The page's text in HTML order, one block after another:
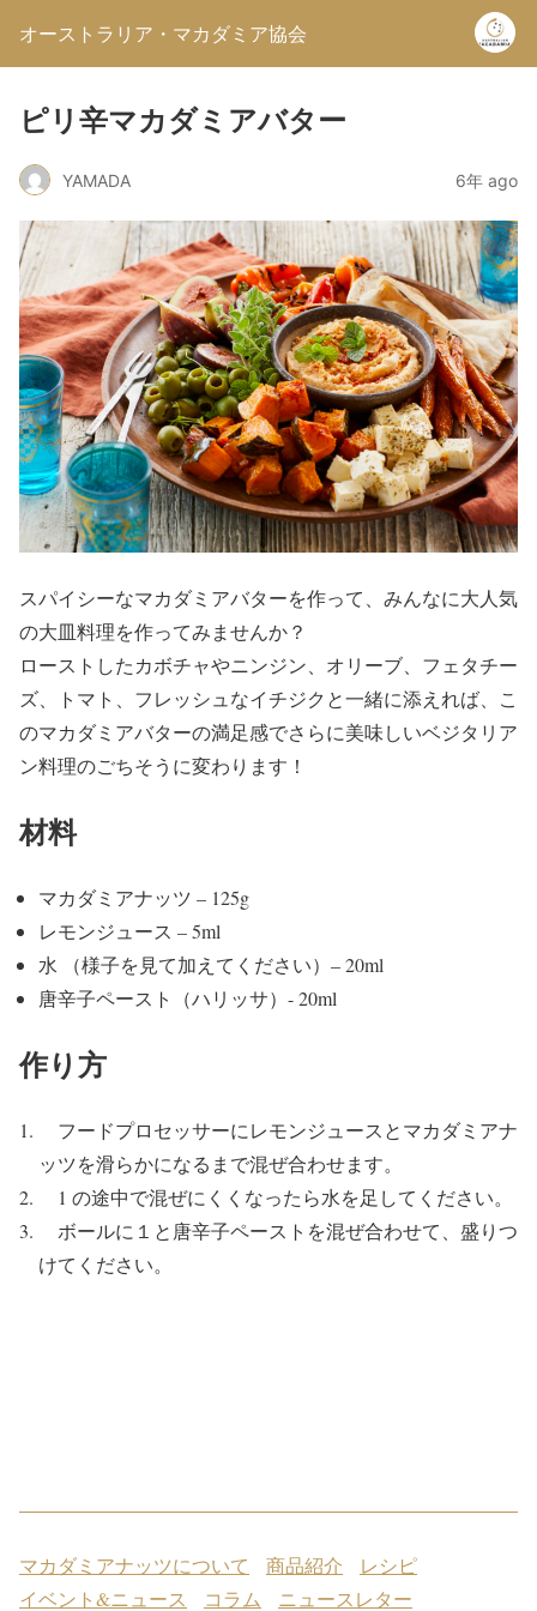
オーストラリア・マカダミア協会
ピリ辛マカダミアバター
YAMADA 6年 ago
スパイシーなマカダミアバターを作って、みんなに大人気
の大皿料理を作ってみませんか？
ローストしたカボチャやニンジン、オリーブ、フェタチー
ズ、トマト、フレッシュなイチジクと一緒に添えれば、こ
のマカダミアバターの満足感でさらに美味しいベジタリア
ン料理のごちそうに変わります！
材料
マカダミアナッツ – 125g
レモンジュース – 5ml
水 （様子を見て加えてください）– 20ml
唐辛子ペースト（ハリッサ）- 20ml
作り方
フードプロセッサーにレモンジュースとマカダミアナ
ッツを滑らかになるまで混ぜ合わせます。
1 の途中で混ぜにくくなったら水を足してください。
ボールに１と唐辛子ペーストを混ぜ合わせて、盛りつ
けてください。
マカダミアナッツについて 商品紹介
レシピ
イベント&ニュース
コラム ニュースレター